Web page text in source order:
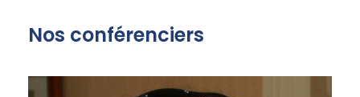
Nos conférenciers